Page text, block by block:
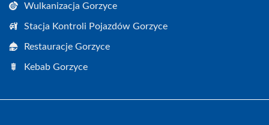
Wulkanizacja Gorzyce
Stacja Kontroli Pojazdów Gorzyce
Restauracje Gorzyce
Kebab Gorzyce